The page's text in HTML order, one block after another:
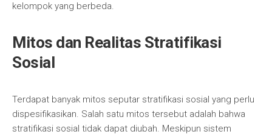
kelompok yang berbeda.
Mitos dan Realitas Stratifikasi
Sosial
Terdapat banyak mitos seputar stratifikasi sosial yang perlu
dispesifikasikan. Salah satu mitos tersebut adalah bahwa
stratifikasi sosial tidak dapat diubah. Meskipun sistem